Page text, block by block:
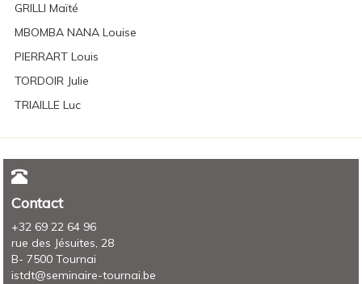
GRILLI Maïté
MBOMBA NANA Louise
PIERRART Louis
TORDOIR Julie
TRIAILLE Luc
Contact
+32 69 22 64 96
rue des Jésuites, 28
B- 7500 Tournai
istdt@seminaire-tournai.be